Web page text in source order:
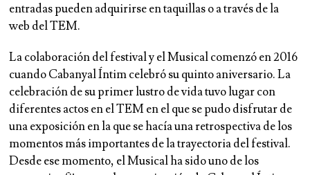
entradas pueden adquirirse en taquillas o a través de la
web del TEM.
La colaboración del festival y el Musical comenzó en 2016
cuando Cabanyal Íntim celebró su quinto aniversario. La
celebración de su primer lustro de vida tuvo lugar con
diferentes actos en el TEM en el que se pudo disfrutar de
una exposición en la que se hacía una retrospectiva de los
momentos más importantes de la trayectoria del festival.
Desde ese momento, el Musical ha sido uno de los